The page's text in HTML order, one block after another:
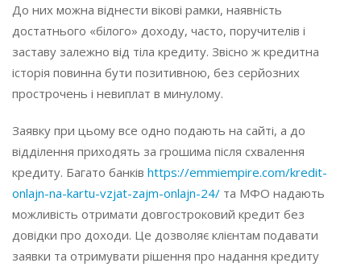
До них можна віднести вікові рамки, наявність
достатнього «білого» доходу, часто, поручителів і
заставу залежно від тіла кредиту. Звісно ж кредитна
історія повинна бути позитивною, без серйозних
прострочень і невиплат в минулому.
Заявку при цьому все одно подають на сайті, а до
відділення приходять за грошима після схвалення
кредиту. Багато банків https://emmiempire.com/kredit-
onlajn-na-kartu-vzjat-zajm-onlajn-24/ та МФО надають
можливість отримати довгостроковий кредит без
довідки про доходи. Це дозволяє клієнтам подавати
заявки та отримувати рішення про надання кредиту